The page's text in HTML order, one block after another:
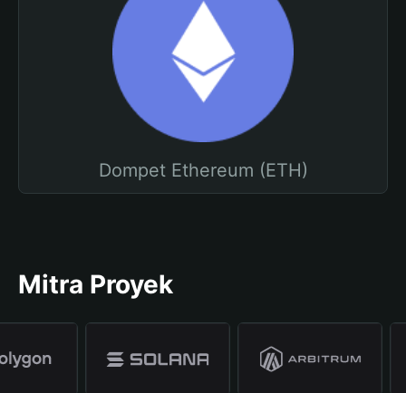
Dompet Ethereum (ETH)
Mitra Proyek